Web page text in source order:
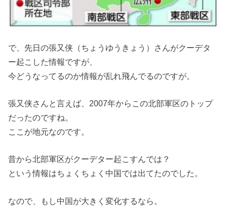
で、先日の張又侠（ちょうゆうきょう）さんがクーデタ
ー起こした情報ですが、
今どうなってるのか情報が乱れ飛んでるのですが。
張又侠さんと言えば、2007年からこの北部軍区のトップ
だったのですね。
ここが地元なのです。
昔から北部軍区がクーデター起こすんでは？
という情報はちょくちょく中国では出てたのでした。
なので、もし中国が大きく変化するなら。